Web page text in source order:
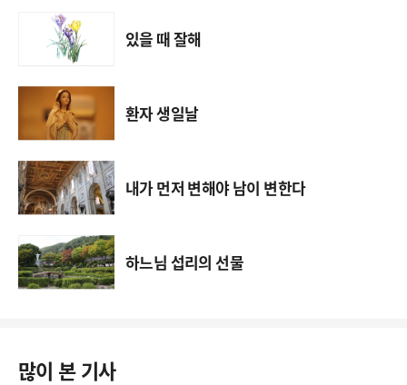
있을 때 잘해
환자 생일날
내가 먼저 변해야 남이 변한다
하느님 섭리의 선물
많이 본 기사